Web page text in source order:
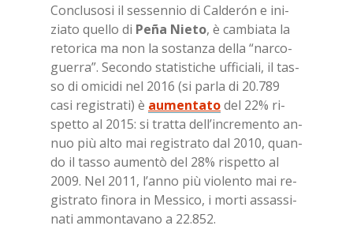
Con­clu­so­si il ses­sen­nio di Cal­de­rón e ini­
zia­to quel­lo di Peña Nie­to, è cam­bia­ta la
re­to­ri­ca ma non la so­stan­za del­la “nar­co­
guer­ra”. Se­con­do sta­ti­sti­che uf­fi­cia­li, il tas­
so di omi­ci­di nel 2016 (si par­la di 20.789
casi re­gi­stra­ti) è aumentatodel 22% ri­
spet­to al 2015: si trat­ta del­l’in­cre­men­to an­
nuo più alto mai re­gi­stra­to dal 2010, quan­
do il tas­so au­men­tò del 28% ri­spet­to al
2009. Nel 2011, l’an­no più vio­len­to mai re­
gi­stra­to fi­no­ra in Mes­si­co, i mor­ti as­sas­si­
na­ti am­mon­ta­va­no a 22.852.